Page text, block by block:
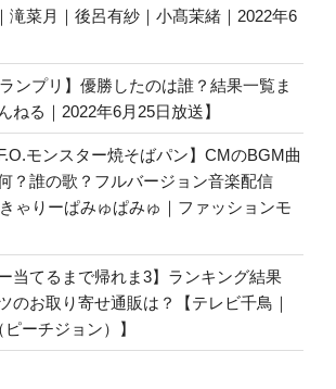
滝菜月｜後呂有紗｜小髙茉緒｜2022年6
ンプリ】優勝したのは誰？結果一覧ま
ねる｜2022年6月25日放送】
モンスター焼そばパン】CMのBGM曲
？誰の歌？フルバージョン音楽配信
ゃりーぱみゅぱみゅ｜ファッションモ
当てるまで帰れま3】ランキング結果
のお取り寄せ通販は？【テレビ千鳥｜
ーチジョン）】